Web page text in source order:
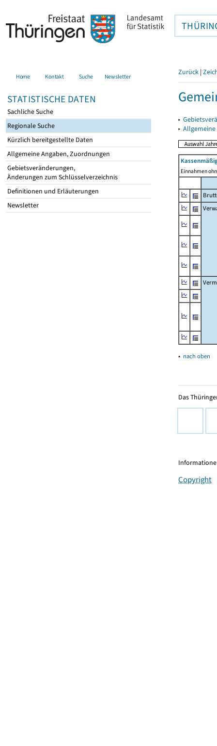
Home Kontakt Suche Newsletter
STATISTISCHE DATEN
Sachliche Suche
Regionale Suche
Kürzlich bereitgestellte Daten
Allgemeine Angaben, Zuordnungen
Gebietsveränderungen,
Änderungen zum Schlüsselverzeichnis
Definitionen und Erläuterungen
Newsletter
Zurück |
▸
▸
Einnahmen
▴ nach oben
Das
Copyright